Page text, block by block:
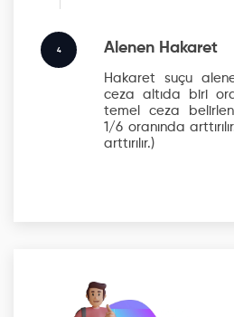
4 Alenen Hakaret
Hakaret suçu
ceza altıda biri
temel ceza
1/6 oranında
arttırılır.)